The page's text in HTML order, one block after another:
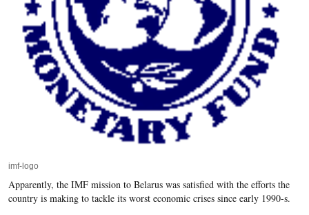
imf-logo
Apparently, the IMF mission to Belarus was satisfied with the efforts the
country is making to tackle its worst economic crises since early 1990-s.